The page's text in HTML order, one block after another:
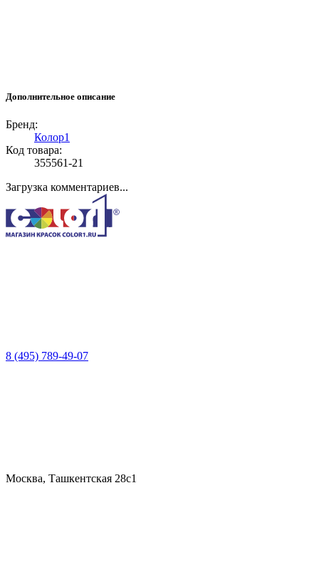
Дополнительное описание
Бренд:
Колор1
Код товара:
355561-21
Загрузка комментариев...
8 (495) 789-49-07
Москва, Ташкентская 28с1